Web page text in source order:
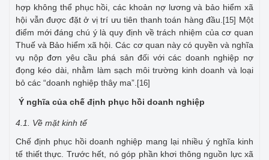
hợp không thể phục hồi, các khoản nợ lương và bảo hiểm xã
hội vẫn được đặt ở vị trí ưu tiên thanh toán hàng đầu. [15] Một
điểm mới đáng chú ý là quy định về trách nhiệm của cơ quan
Thuế và Bảo hiểm xã hội. Các cơ quan này có quyền và nghĩa
vụ nộp đơn yêu cầu phá sản đối với các doanh nghiệp nợ
đọng kéo dài, nhằm làm sạch môi trường kinh doanh và loại
bỏ các “doanh nghiệp thây ma”. [16]
Ý nghĩa của chế định phục hồi doanh nghiệp
4.1. Về mặt kinh tế
Chế định phục hồi doanh nghiệp mang lại nhiều ý nghĩa kinh
tế thiết thực. Trước hết, nó góp phần khơi thông nguồn lực xã